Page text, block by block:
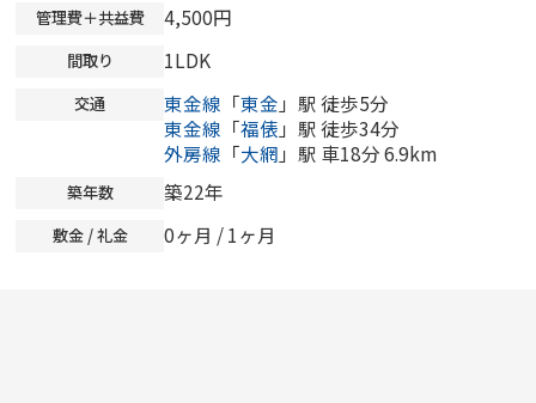
管理費＋共益費 4,500円
間取り 1LDK
交通 東金線 「東金 」駅 徒歩5分
東金線 「福俵 」駅 徒歩34分
外房線 「大網 」駅 車18分 6.9km
築年数 築22年
敷金 / 礼金 0ヶ月 / 1ヶ月